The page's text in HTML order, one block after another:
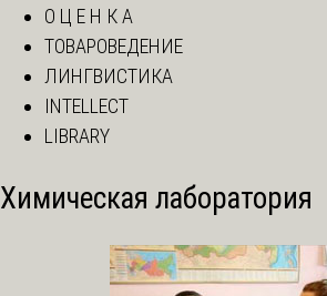
О Ц Е Н К А
ТОВАРОВЕДЕНИЕ
ЛИНГВИСТИКА
INTELLECT
LIBRARY
Химическая лаборатория